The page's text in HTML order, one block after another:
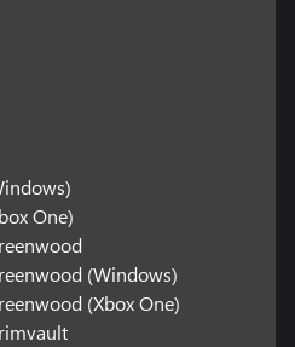
One)
(Windows)
(Xbox One)